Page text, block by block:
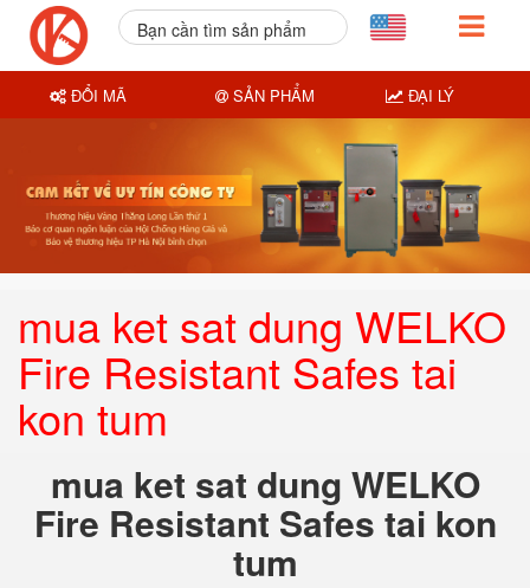
mua ket sat dung WELKO
Fire Resistant Safes tai
kon tum
mua ket sat dung WELKO
Fire Resistant Safes tai kon
tum
Bạn cần tìm sản phẩm
ĐỔI MÃ SẢN PHẨM ĐẠI LÝ